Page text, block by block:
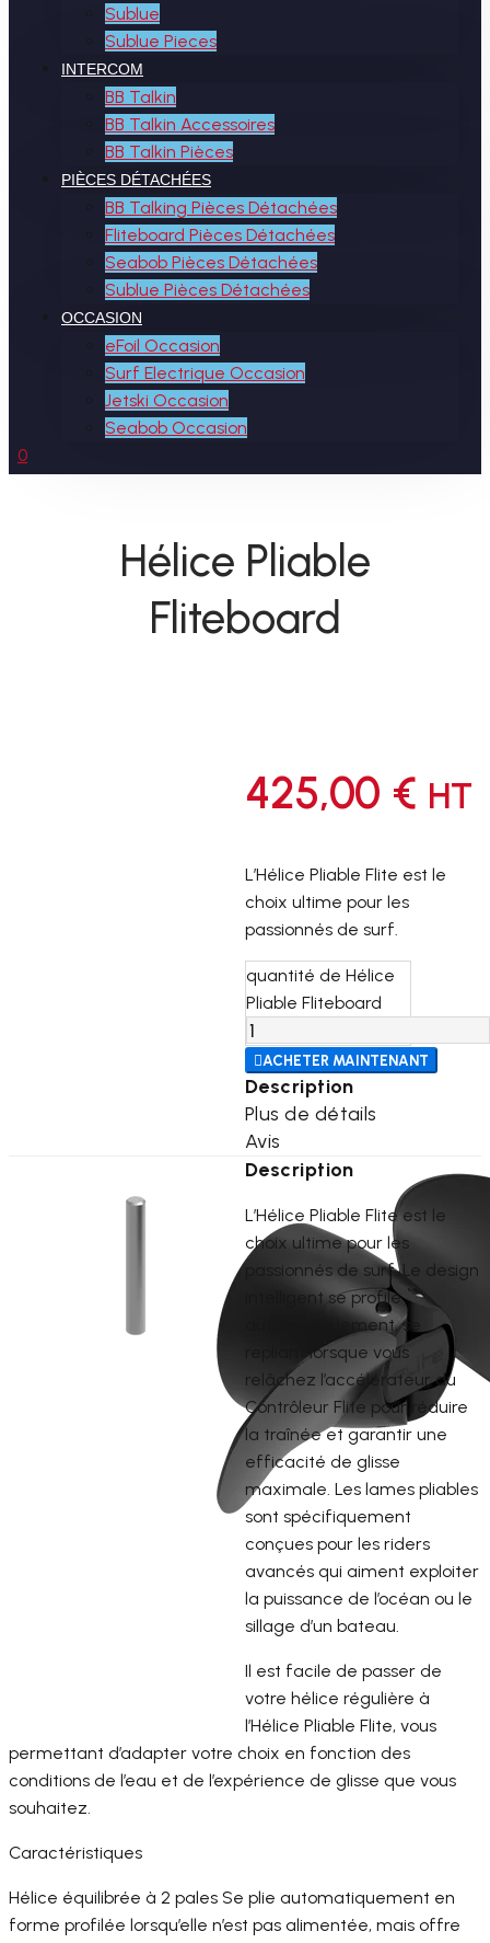
Sublue
Sublue Pieces
INTERCOM
BB Talkin
BB Talkin Accessoires
BB Talkin Pièces
PIÈCES DÉTACHÉES
BB Talking Pièces Détachées
Fliteboard Pièces Détachées
Seabob Pièces Détachées
Sublue Pièces Détachées
OCCASION
eFoil Occasion
Surf Electrique Occasion
Jetski Occasion
Seabob Occasion
0
Hélice Pliable
Fliteboard
425,00 € HT
L’Hélice Pliable Flite est le
choix ultime pour les
passionnés de surf.
quantité de Hélice
Pliable Fliteboard
ACHETER MAINTENANT
Description
Plus de détails
Avis
Description
L’Hélice Pliable Flite est le
choix ultime pour les
passionnés de surf. Le design
intelligent se profile
automatiquement, se
repliant lorsque vous
relâchez l’accélérateur du
Contrôleur Flite pour réduire
la traînée et garantir une
efficacité de glisse
maximale. Les lames pliables
sont spécifiquement
conçues pour les riders
avancés qui aiment exploiter
la puissance de l’océan ou le
sillage d’un bateau.
Il est facile de passer de
votre hélice régulière à
l’Hélice Pliable Flite, vous
permettant d’adapter votre choix en fonction des
conditions de l’eau et de l’expérience de glisse que vous
souhaitez.
Caractéristiques
Hélice équilibrée à 2 pales Se plie automatiquement en
forme profilée lorsqu’elle n’est pas alimentée, mais offre